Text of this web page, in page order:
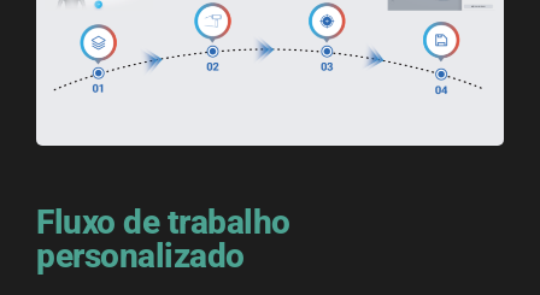
Fluxo de trabalho
personalizado